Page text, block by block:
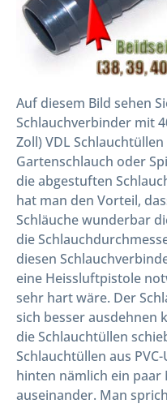
Auf diesem Bild sehen
Schlauchverbinder mit
Zoll) VDL
Gartenschlauch oder
die abgestuften
hat man den Vorteil,
Schläuche wunderbar
die
diesen
eine Heissluftpistole
sehr hart wäre. Der
sich besser ausdehnen
die Schlauchtüllen
Schlauchtüllen aus
hinten nämlich ein
auseinander. Man